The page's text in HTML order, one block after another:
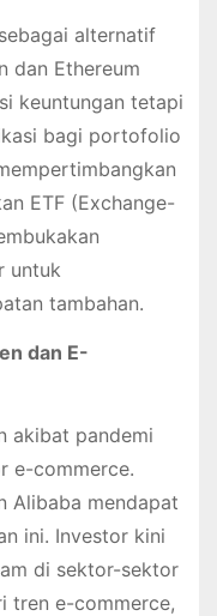
alternatif
dan Ethereum
keuntungan tetapi
bagi portofolio
ETF (Exchange-
untuk
tambahan.
dan E-
akibat pandemi
e-commerce.
Alibaba mendapat
ini. Investor kini
di sektor-sektor
tren e-commerce,